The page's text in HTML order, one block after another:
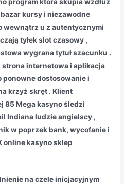
kursy i niezawodne
wewnątrz u z autentycznymi
tyłek slot czasowy ,
wygrana tytuł szacunku .
internetowa i aplikacja
dostosowanie i
krzyż skręt . Klient
85 Mega kasyno śledzi
Indiana ludzie angielscy ,
w poprzek bank, wycofanie i
online kasyno sklep
na czele inicjacyjnym